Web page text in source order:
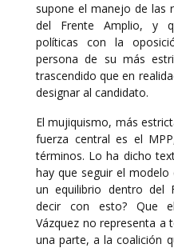
supone el manejo de las
del Frente Amplio, y
políticas con la
persona de su más
trascendido que en
designar al candidato.
El mujiquismo, más
fuerza central es el
términos. Lo ha dicho
hay que seguir el
un equilibrio dentro del
decir con esto? Que
Vázquez no representa a
una parte, a la coalición